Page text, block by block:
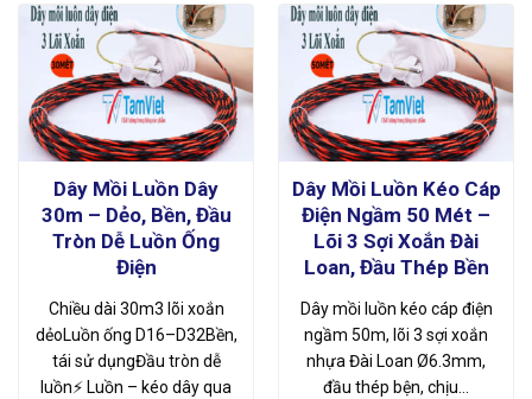
Dây Mồi Luồn Dây
30m – Dẻo, Bền, Đầu
Tròn Dễ Luồn Ống
Điện
Chiều dài 30m3 lõi xoắn
dẻoLuồn ống D16–D32Bền,
tái sử dụngĐầu tròn dễ
luồn⚡ Luồn – kéo dây qua
Dây Mồi Luồn Kéo Cáp
Điện Ngầm 50 Mét –
Lõi 3 Sợi Xoắn Đài
Loan, Đầu Thép Bền
Dây mồi luồn kéo cáp điện
ngầm 50m, lõi 3 sợi xoắn
nhựa Đài Loan Ø6.3mm,
đầu thép bện, chịu…